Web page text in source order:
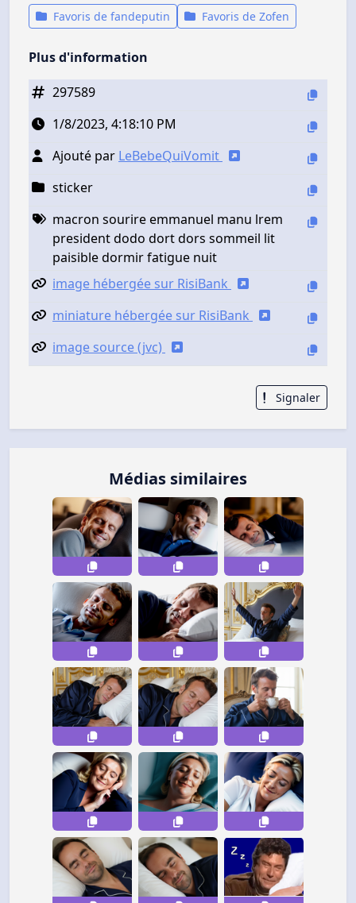
Favoris de fandeputin Favoris de Zofen
Plus d'information
297589
1/8/2023, 4:18:10 PM
Ajouté par LeBebeQuiVomit
sticker
macron sourire emmanuel manu lrem
president dodo dort dors sommeil lit
paisible dormir fatigue nuit
image hébergée sur RisiBank
miniature hébergée sur RisiBank
image source (jvc)
Signaler
Médias similaires